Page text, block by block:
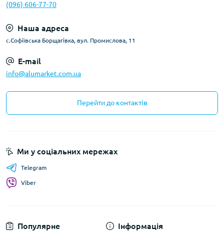
(096) 606-77-70
Наша адреса
с.Софіївська Борщагівка, вул. Промислова, 11
E-mail
info@alumarket.com.ua
Перейти до контактів
Популярне Інформація
Ми у соціальних мережах
Telegram
Viber